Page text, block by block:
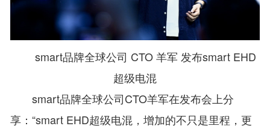
smart品牌全球公司 CTO 羊军 发布smart EHD
超级电混
smart品牌全球公司CTO羊军在发布会上分
享：“smart EHD超级电混，增加的不只是里程，更